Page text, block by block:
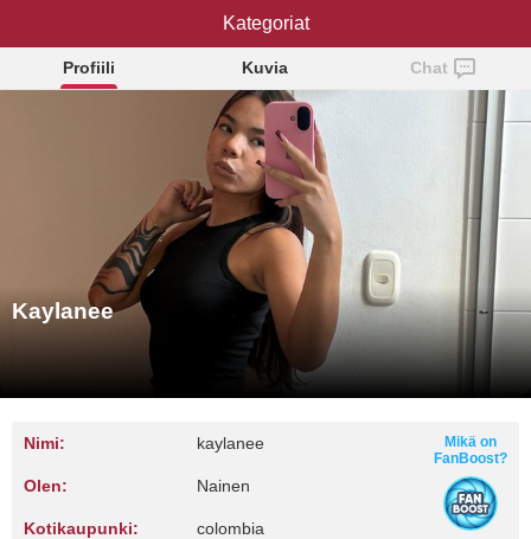
Kaylanee
Profiili Kuvia Chat
Kaylanee
Nimi: kaylanee
Olen: Nainen
Kotikaupunki: colombia
Mikä on
FanBoost?
Kategoriat